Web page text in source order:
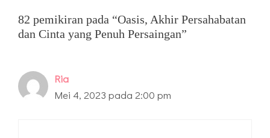
82 pemikiran pada “Oasis, Akhir Persahabatan
dan Cinta yang Penuh Persaingan”
Ria
Mei 4, 2023 pada 2:00 pm